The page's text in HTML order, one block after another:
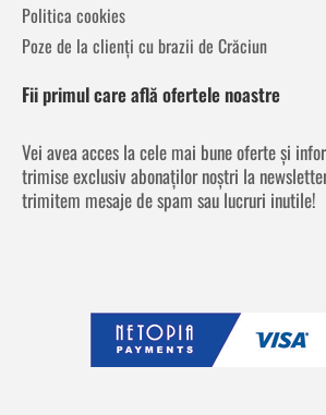
Politica cookies
Poze de la clienți cu brazii de Crăciun
Fii primul care află ofertele noastre
Vei avea acces la cele mai bune oferte și
trimise exclusiv abonaților noștri la
trimitem mesaje de spam sau lucruri inutile!